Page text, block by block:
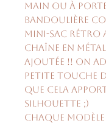
main ou à
bandoulière
mini-sac rétro
chaîne en
ajoutée !! On
petite touche
que cela
silhouette ;)
Chaque